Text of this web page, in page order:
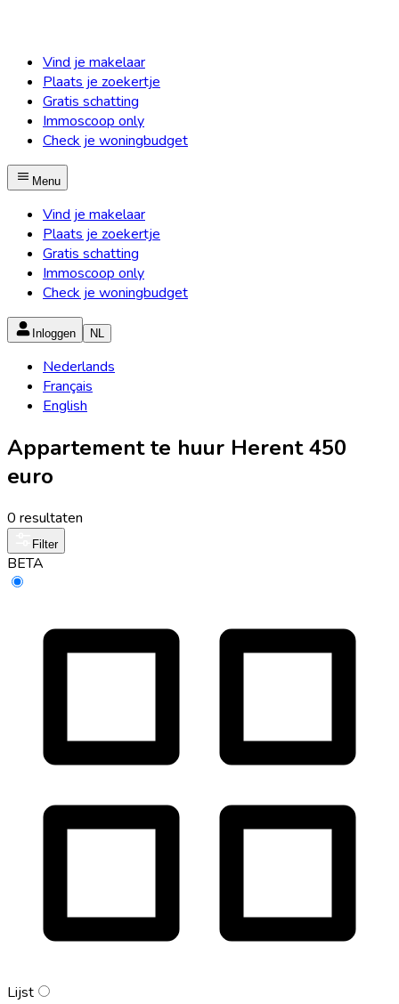
Vind je makelaar
Plaats je zoekertje
Gratis schatting
Immoscoop only
Check je woningbudget
Menu
Vind je makelaar
Plaats je zoekertje
Gratis schatting
Immoscoop only
Check je woningbudget
Inloggen NL
Nederlands
Français
English
Appartement te huur Herent 450
euro
0 resultaten
Filter
BETA
Lijst